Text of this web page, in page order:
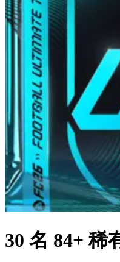
30 名 84+ 稀